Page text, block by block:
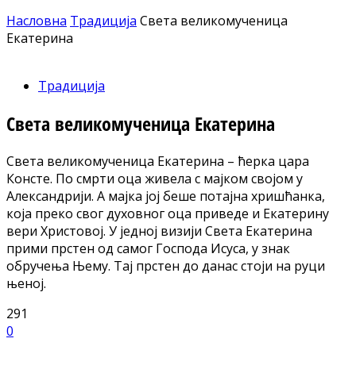
Насловна Традиција Света великомученица
Екатерина
Традиција
Света великомученица Екатерина
Света великомученица Екатерина – ћерка цара
Консте. По смрти оца живела с мајком својом у
Александрији. А мајка јој беше потајна хришћанка,
која преко свог духовног оца приведе и Екатерину
вери Христовој. У једној визији Света Екатерина
прими прстен од самог Господа Исуса, у знак
обручења Њему. Тај прстен до данас стоји на руци
њеној.
291
0